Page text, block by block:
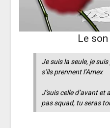
Le son
Je suis la seule, je
s’ils prennent l’Amex
J’suis celle d’avant et
pas squad, tu seras